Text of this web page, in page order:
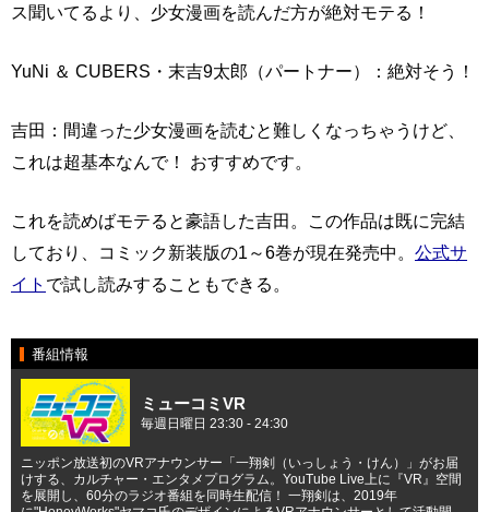
ス聞いてるより、少女漫画を読んだ方が絶対モテる！
YuNi ＆ CUBERS・末吉9太郎（パートナー）：絶対そう！
吉田：間違った少女漫画を読むと難しくなっちゃうけど、
これは超基本なんで！ おすすめです。
これを読めばモテると豪語した吉田。この作品は既に完結
しており、コミック新装版の1～6巻が現在発売中。 公式サ
イト で試し読みすることもできる。
番組情報
ミューコミVR
毎週日曜日 23:30 - 24:30
ニッポン放送初のVRアナウンサー「一翔剣（いっしょう・けん）」がお届
けする、カルチャー・エンタメプログラム。YouTube Live上に『VR』空間
を展開し、60分のラジオ番組を同時生配信！ 一翔剣は、2019年